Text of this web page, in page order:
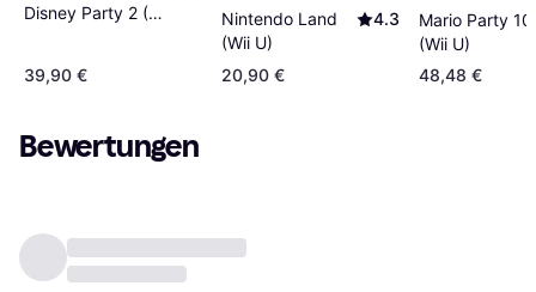
Disney Party 2 (Wii
39,90 €
Nintendo Land
(Wii U)
4.3
20,90 €
Mario Party 10
(Wii U)
48,48 €
Bewertungen